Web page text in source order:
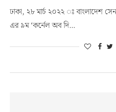
ঢাকা, ২৮ মার্চ ২০২২ ঃ বাংলাদেশ
এর ৯ম ‘কর্নেল অব দি…